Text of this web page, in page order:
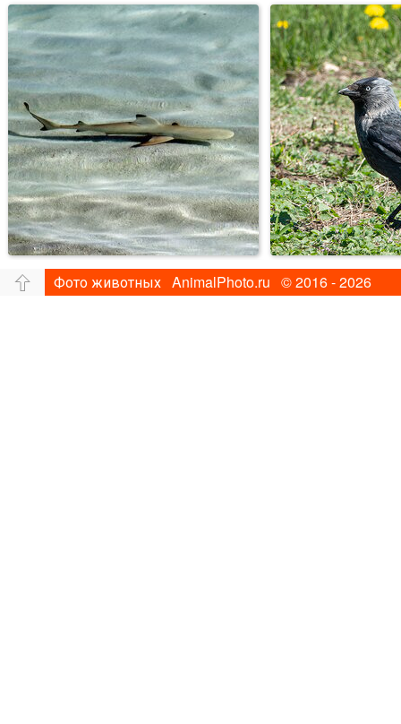
Фото животных AnimalPhoto.ru © 2016 - 2026